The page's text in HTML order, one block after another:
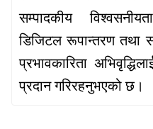
सम्पादकीय विश्वसनीयता
डिजिटल रूपान्तरण तथा
प्रभावकारिता
प्रदान गरिरहनुभएको छ।